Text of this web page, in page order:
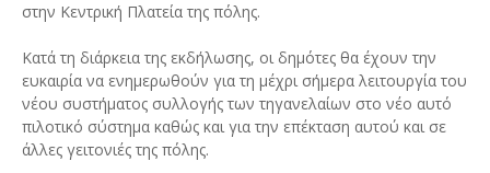
στην Κεντρική Πλατεία της πόλης.
Κατά τη διάρκεια της εκδήλωσης, οι δημότες θα έχουν την
ευκαιρία να ενημερωθούν για τη μέχρι σήμερα λειτουργία του
νέου συστήματος συλλογής των τηγανελαίων στο νέο αυτό
πιλοτικό σύστημα καθώς και για την επέκταση αυτού και σε
άλλες γειτονιές της πόλης.